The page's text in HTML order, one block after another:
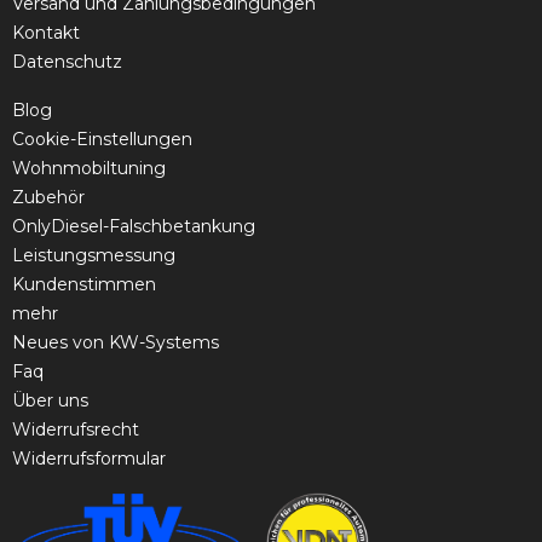
Kontakt
Datenschutz
Blog
Cookie-Einstellungen
Wohnmobiltuning
Zubehör
OnlyDiesel-Falschbetankung
Leistungsmessung
Kundenstimmen
mehr
Neues von KW-Systems
Faq
Über uns
Widerrufsrecht
Widerrufsformular